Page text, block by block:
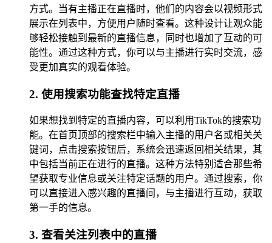
方式。当有主播正在直播时，他们的内容会以视频形式
展示在列表中，方便用户随时查看。这种设计让观众能
够轻松接触到最新的直播信息，同时也增加了互动的可
能性。通过这种方式，你可以与主播进行实时交流，感
受更加真实的观看体验。
2. 使用搜索功能查找特定直播
如果想找到特定的直播内容，可以利用TikTok的搜索功
能。在首页顶部的搜索栏中输入主播的用户名或相关关
键词，点击搜索按钮后，系统会迅速返回相关结果，其
中包括当前正在进行的直播。这种方法特别适合那些希
望获取专业信息或关注特定话题的用户。通过搜索，你
可以直接进入感兴趣的直播间，与主播进行互动，获取
第一手的信息。
3. 查看关注列表中的直播